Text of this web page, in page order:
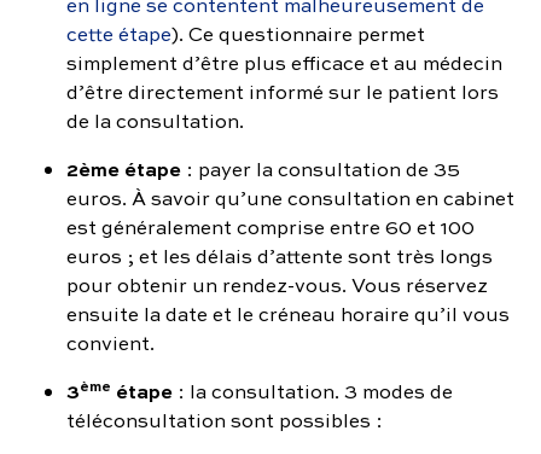
en ligne se contentent malheureusement de
cette étape). Ce questionnaire permet
simplement d’être plus efficace et au médecin
d’être directement informé sur le patient lors
de la consultation.
2ème étape : payer la consultation de 35
euros. À savoir qu’une consultation en cabinet
est généralement comprise entre 60 et 100
euros ; et les délais d’attente sont très longs
pour obtenir un rendez-vous. Vous réservez
ensuite la date et le créneau horaire qu’il vous
convient.
3ème étape : la consultation. 3 modes de
téléconsultation sont possibles :